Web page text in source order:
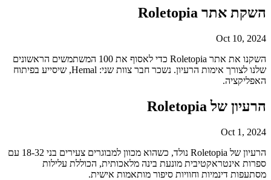
השקת אתר Roletopia
Oct 10, 2024
השקנו את אתר Roletopia כדי לאסוף את 100 המשתמשים הראשונים
שלנו לצורך אימות הרעיון. נשכר חבר צוות שני: Hemal, שיסייע בפיתוח
האפליקציה.
הרעיון של Roletopia
Oct 1, 2024
הרעיון של Roletopia נולד, כשהוא מכוון למבוגרים צעירים בני 18-32 עם
ספרות אינטראקטיבית מונעת בינה מלאכותית, הכוללת עלילות
מסתעפות דינמיות וחוויות סיפור מותאמות אישית.